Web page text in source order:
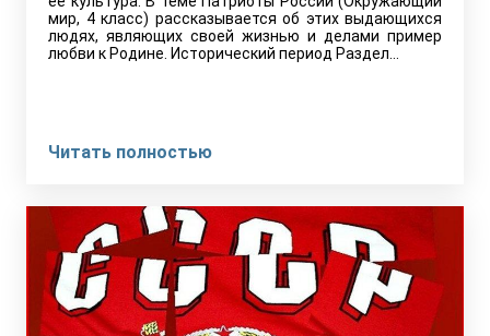
мир, 4 класс) рассказывается об этих выдающихся
людях, являющих своей жизнью и делами пример
любви к Родине. Исторический период Раздел…
Читать полностью